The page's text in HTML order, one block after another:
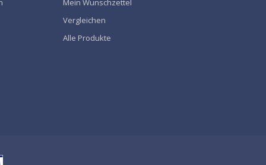
Mein Wunschzettel
Vergleichen
Alle Produkte